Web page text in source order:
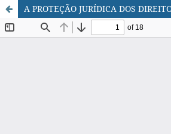
A PROTEÇÃO JURÍDICA DOS